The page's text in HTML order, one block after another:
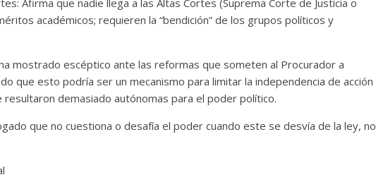
Afirma que nadie llega a las Altas Cortes (Suprema Corte de Justicia o
académicos; requieren la “bendición” de los grupos políticos y
mostrado escéptico ante las reformas que someten al Procurador a
que esto podría ser un mecanismo para limitar la independencia de acción
resultaron demasiado autónomas para el poder político.
que no cuestiona o desafía el poder cuando este se desvía de la ley, no